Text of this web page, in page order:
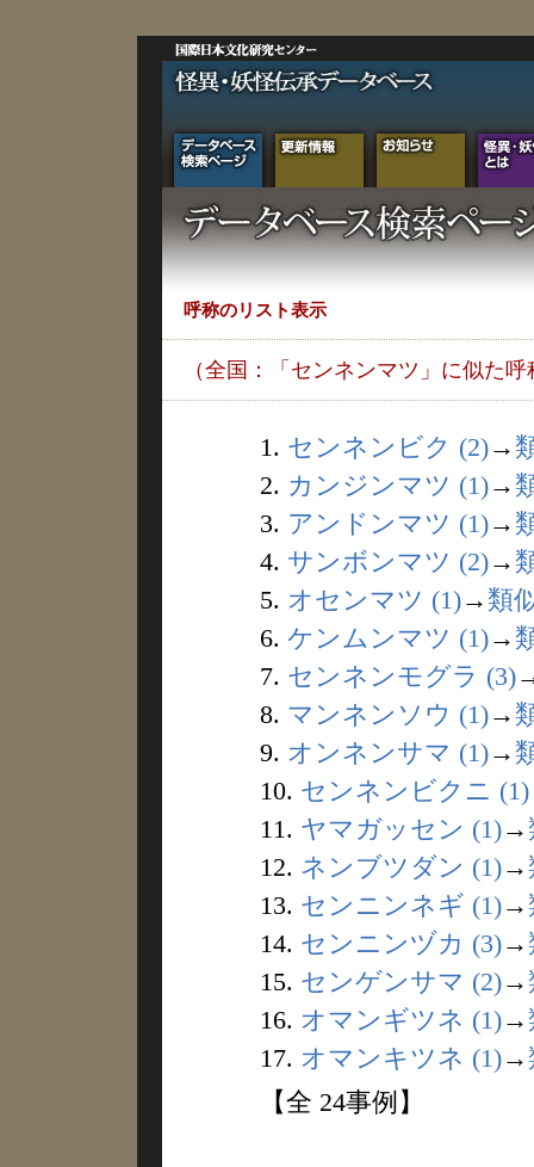
呼称のリスト表示
（全国：「センネンマツ」に似た呼
1. センネンビク (2)→
2. カンジンマツ (1)→
3. アンドンマツ (1)→
4. サンボンマツ (2)→
5. オセンマツ (1)→ 類
6. ケンムンマツ (1)→
7. センネンモグラ (3)
8. マンネンソウ (1)→
9. オンネンサマ (1)→
10. センネンビクニ (1)
11. ヤマガッセン (1)→
12. ネンブツダン (1)→
13. センニンネギ (1)→
14. センニンヅカ (3)→
15. センゲンサマ (2)→
16. オマンギツネ (1)→
17. オマンキツネ (1)→
【全 24事例】